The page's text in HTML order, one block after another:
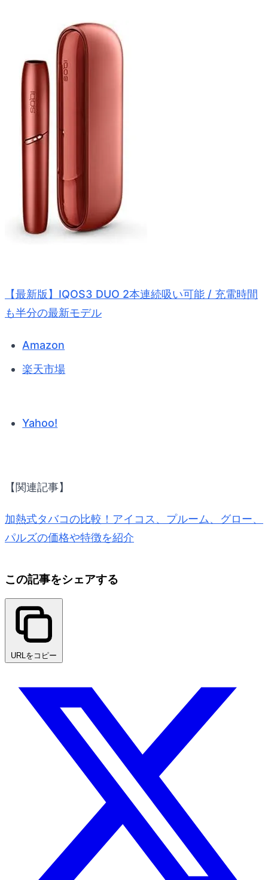
【最新版】IQOS3 DUO 2本連続吸い可能 / 充電時間
も半分の最新モデル
Amazon
楽天市場
Yahoo!
【関連記事】
加熱式タバコの比較！アイコス、プルーム、グロー、
パルズの価格や特徴を紹介
この記事をシェアする
URLをコピー